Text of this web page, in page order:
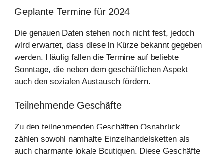
Geplante Termine für 2024
Die genauen Daten stehen noch nicht fest, jedoch
wird erwartet, dass diese in Kürze bekannt gegeben
werden. Häufig fallen die Termine auf beliebte
Sonntage, die neben dem geschäftlichen Aspekt
auch den sozialen Austausch fördern.
Teilnehmende Geschäfte
Zu den teilnehmenden Geschäften Osnabrück
zählen sowohl namhafte Einzelhandelsketten als
auch charmante lokale Boutiquen. Diese Geschäfte